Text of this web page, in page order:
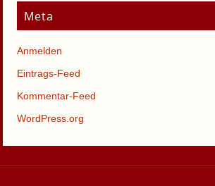
Meta
Anmelden
Eintrags-Feed
Kommentar-Feed
WordPress.org